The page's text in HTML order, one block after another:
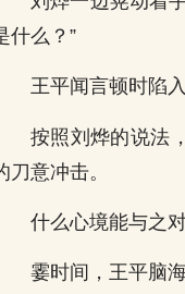
什么？”
王平闻言顿时陷
按照刘烨的说法
刀意冲击。
什么心境能与之
霎时间，王平脑